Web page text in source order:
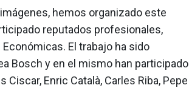
hemos organizado este
reputados profesionales,
El trabajo ha sido
Bosch y en el mismo han participado
Enric Català, Carles Riba, Pepe